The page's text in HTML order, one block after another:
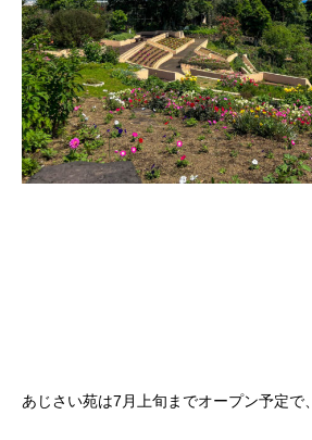
あじさい苑は7月上旬までオープン予定で、